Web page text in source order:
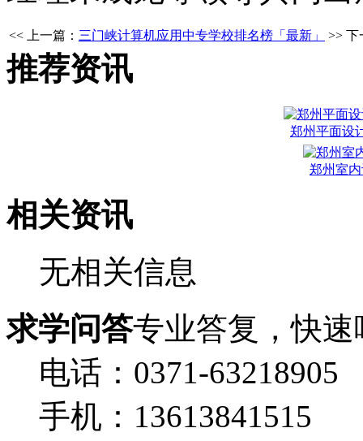
<< 上一篇： 三门峡计算机应用中专学校排名榜「最新」 >> 下
推荐资讯
郑州平面设
郑州室
相关资讯
无相关信息
求学问答专业答复，快速
电话：0371-63218905
手机：13613841515